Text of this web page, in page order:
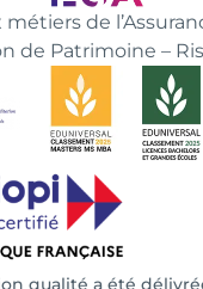
métiers de
de Patrimoine –
qualité a été